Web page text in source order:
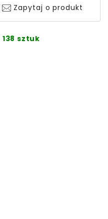
Zapytaj o produkt
138 sztuk